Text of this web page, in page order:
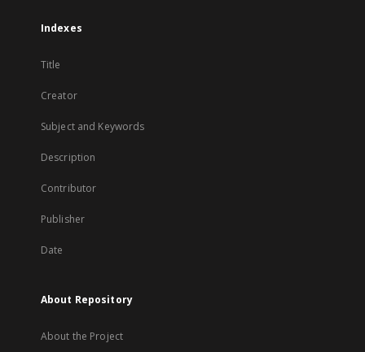
Indexes
Title
Creator
Subject and Keywords
Description
Contributor
Publisher
Date
About Repository
About the Project